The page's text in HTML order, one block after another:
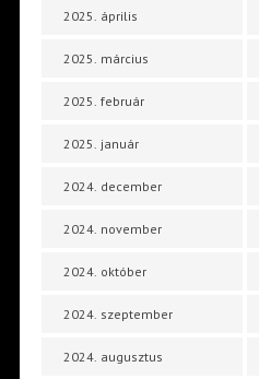
2025. április
2025. március
2025. február
2025. január
2024. december
2024. november
2024. október
2024. szeptember
2024. augusztus